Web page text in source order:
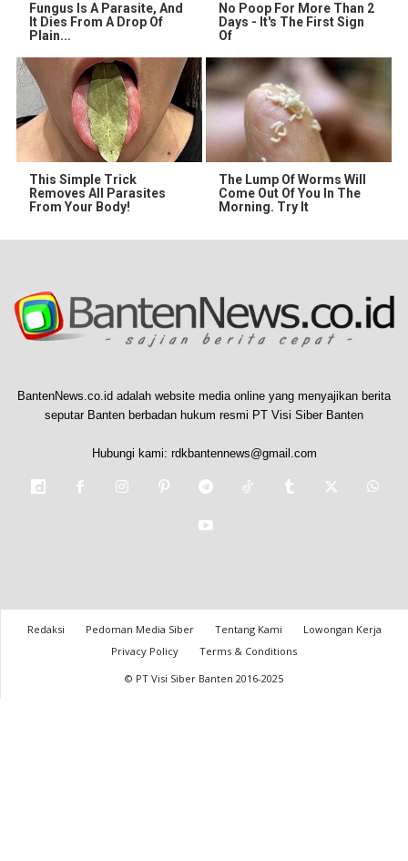
Fungus Is A Parasite, And
It Dies From A Drop Of
Plain...
No Poop For More Than 2
Days - It's The First Sign
Of
This Simple Trick
Removes All Parasites
From Your Body!
The Lump Of Worms Will
Come Out Of You In The
Morning. Try It
BantenNews.co.id adalah website media online yang menyajikan berita
seputar Banten berbadan hukum resmi PT Visi Siber Banten
Hubungi kami: rdkbantennews@gmail.com
Redaksi Pedoman Media Siber Tentang Kami
Lowongan Kerja
Privacy Policy
Terms & Conditions
© PT Visi Siber Banten 2016-2025